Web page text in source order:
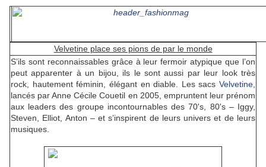
Velvetine place ses pions de par le monde
S’ils sont reconnaissables grâce à leur fermoir atypique que l’on
peut apparenter à un bijou, ils le sont aussi par leur look très
rock, hautement féminin, élégant en diable. Les sacs Velvetine
lancés par Anne Cécile Couetil en 2005, empruntent leur prénom
aux leaders des groupe incontournables des 70's, 80's – Iggy,
Steven, Elliot, Anton – et s’inspirent de leurs univers et de leurs
musiques.